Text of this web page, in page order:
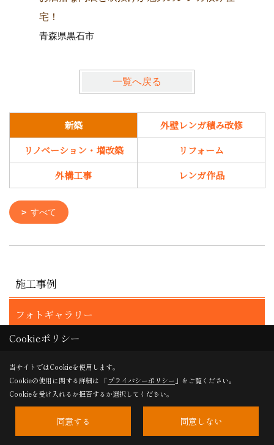
宅！
青森県黒石市
一覧へ戻る
新築
外壁レンガ積み改修
リノベーション・増改築
リフォーム
外構工事
レンガ作品
すべて
施工事例
フォトギャラリー
完工事例
お客様の声
Cookieポリシー
当サイトではCookieを使用します。
Cookieの使用に関する詳細は 「プライバシーポリシー 」をご覧ください。
Cookieを受け入れるか拒否するか選択してください。
同意する 同意しない